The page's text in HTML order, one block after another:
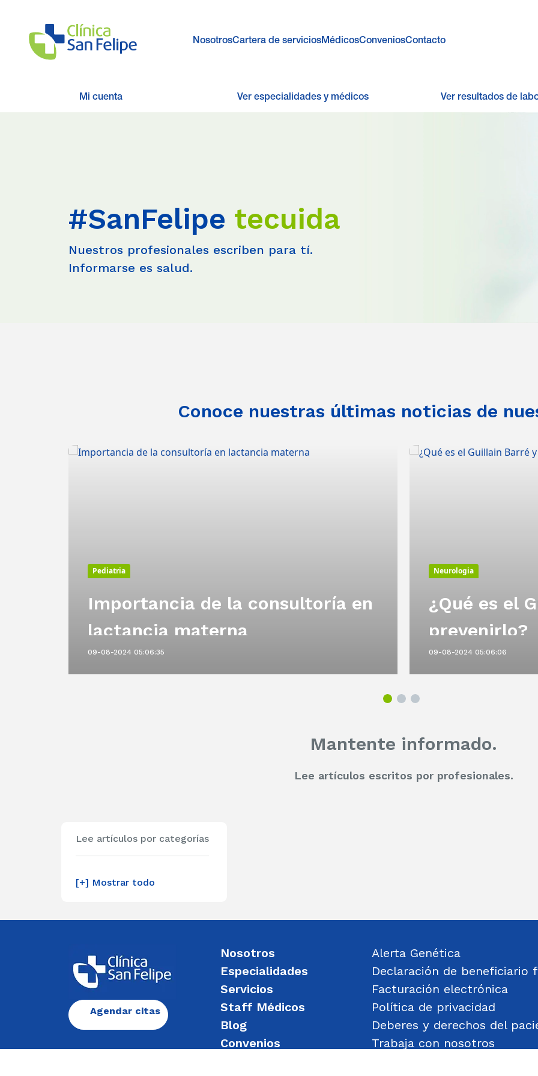
NosotrosCartera de serviciosMédicosConveniosContacto
Mi cuenta Ver especialidades y médicos Ver resultados de
#SanFelipe tecuida
Nuestros profesionales escriben para tí.
Informarse es salud.
Conoce nuestras últimas noticias de
Pediatria
Importancia de la consultoría en
lactancia materna
09-08-2024 05:06:35
Neurologia
¿Qué es el
prevenirlo?
09-08-2024 05:06:06
Mantente informado.
Lee artículos escritos por profesionales.
Lee artículos por categorías
[+] Mostrar todo
Agendar citas
Nosotros
Especialidades
Servicios
Staff Médicos
Blog
Convenios
Alerta Genética
Declaración de beneficiario
Facturación electrónica
Política de privacidad
Deberes y derechos del
Trabaja con nosotros